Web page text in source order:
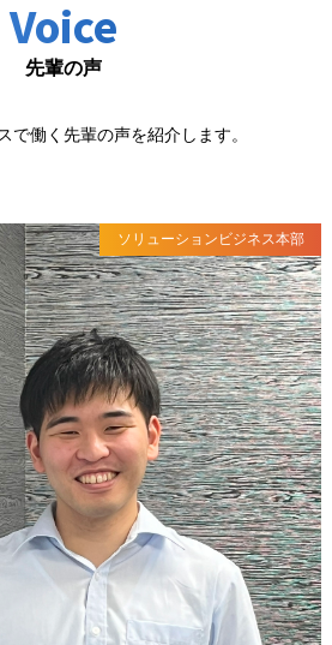
Voice
先輩の声
で働く先輩の声を紹介します。
ソリューションビジネス本部